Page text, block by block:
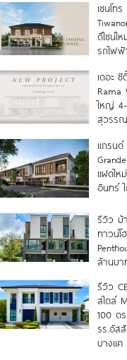
เซนโท
ดีไซน์ใ
รถไฟฟ้
เดอะ
Rama
ใหญ่ 4-
สุวรร
แกรน
แฝดให
อินทร์
รีวิว บ้
ทาวน์
ล้านบา
รีวิว
สไตล์
100 ต
รร.อัส
บางแค